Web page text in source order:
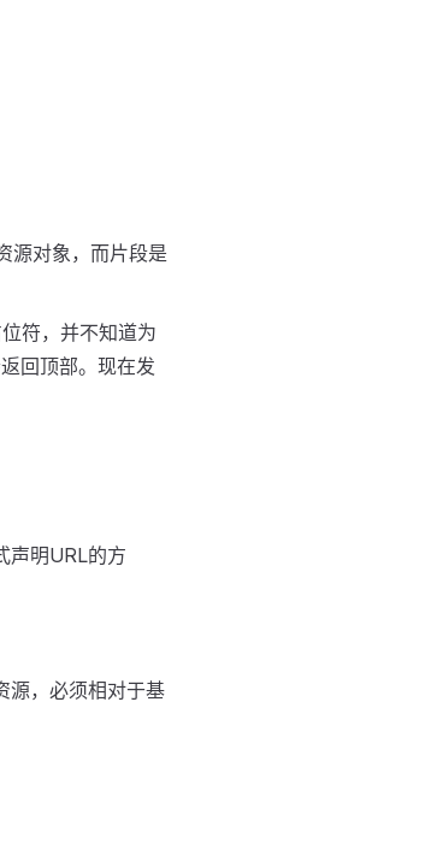
源对象，而片段是
符，并不知道为
回顶部。现在发
声明URL的方
源，必须相对于基